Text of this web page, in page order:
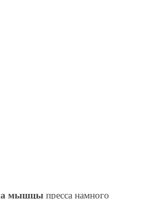
мышцыпресса намного